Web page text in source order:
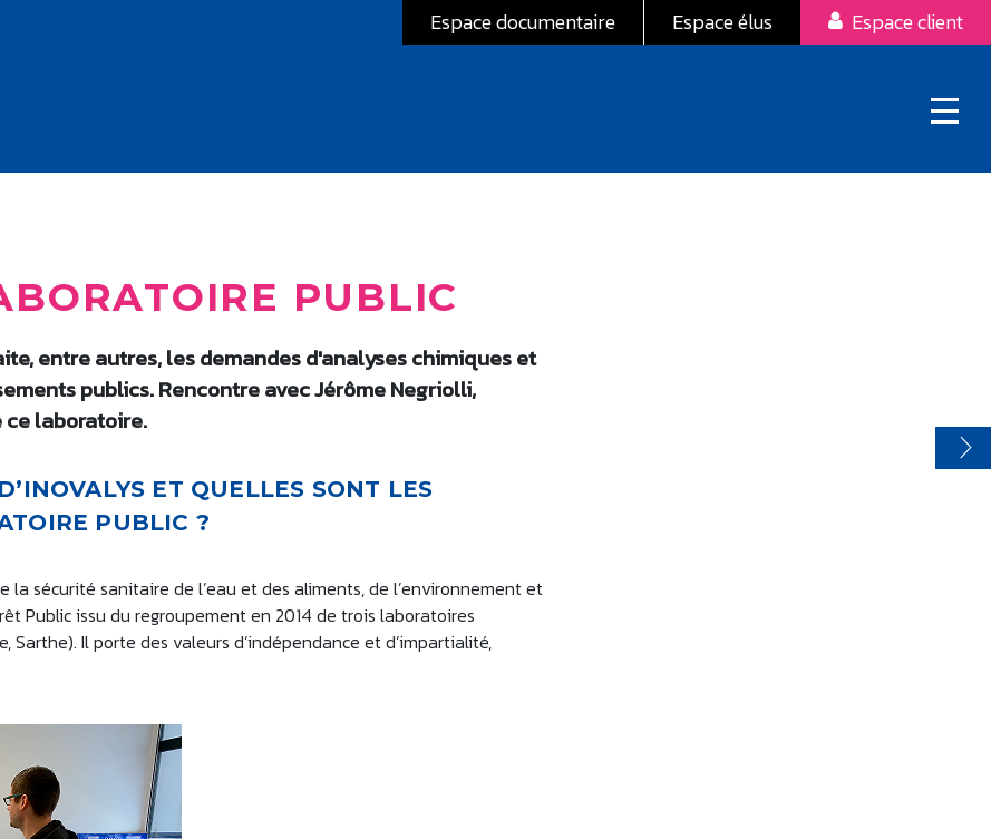
Espace documentaire Espace élus Espace client
PUBLIC
entre autres, les demandes d'analyses chimiques et
publics. Rencontre avec Jérôme Negriolli,
laboratoire.
ET QUELLES SONT LES
PUBLIC ?
sécurité sanitaire de l’eau et des aliments, de l’environnement et
Public issu du regroupement en 2014 de trois laboratoires
Il porte des valeurs d’indépendance et d’impartialité,